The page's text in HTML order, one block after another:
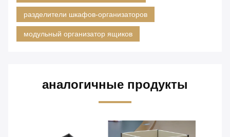
разделители шкафов-организаторов
модульный организатор ящиков
аналогичные продукты